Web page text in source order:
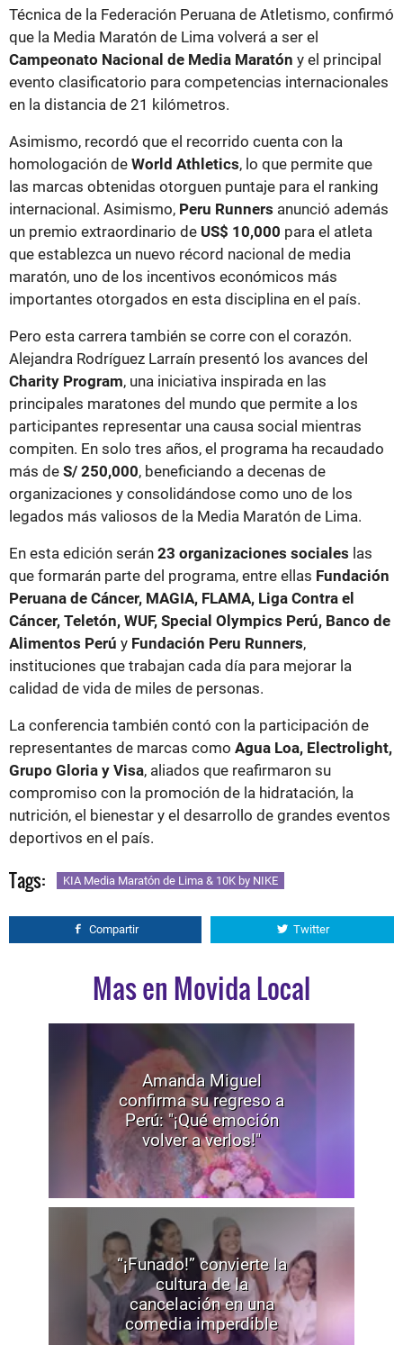
Técnica de la Federación Peruana de Atletismo, confirmó
que la Media Maratón de Lima volverá a ser el
Campeonato Nacional de Media Maratón y el principal
evento clasificatorio para competencias internacionales
en la distancia de 21 kilómetros.
Asimismo, recordó que el recorrido cuenta con la
homologación de World Athletics, lo que permite que
las marcas obtenidas otorguen puntaje para el ranking
internacional. Asimismo, Peru Runners anunció además
un premio extraordinario de US$ 10,000 para el atleta
que establezca un nuevo récord nacional de media
maratón, uno de los incentivos económicos más
importantes otorgados en esta disciplina en el país.
Pero esta carrera también se corre con el corazón.
Alejandra Rodríguez Larraín presentó los avances del
Charity Program, una iniciativa inspirada en las
principales maratones del mundo que permite a los
participantes representar una causa social mientras
compiten. En solo tres años, el programa ha recaudado
más de S/ 250,000, beneficiando a decenas de
organizaciones y consolidándose como uno de los
legados más valiosos de la Media Maratón de Lima.
En esta edición serán 23 organizaciones sociales las
que formarán parte del programa, entre ellas Fundación
Peruana de Cáncer, MAGIA, FLAMA, Liga Contra el
Cáncer, Teletón, WUF, Special Olympics Perú, Banco de
Alimentos Perú y Fundación Peru Runners,
instituciones que trabajan cada día para mejorar la
calidad de vida de miles de personas.
La conferencia también contó con la participación de
representantes de marcas como Agua Loa, Electrolight,
Grupo Gloria y Visa, aliados que reafirmaron su
compromiso con la promoción de la hidratación, la
nutrición, el bienestar y el desarrollo de grandes eventos
deportivos en el país.
Tags: KIA Media Maratón de Lima & 10K by NIKE
Compartir Twitter
Mas en Movida Local
Amanda Miguel
confirma su regreso a
Perú: "¡Qué emoción
volver a verlos!"
“¡Funado!” convierte la
cultura de la
cancelación en una
comedia imperdible